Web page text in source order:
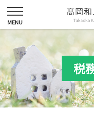
税